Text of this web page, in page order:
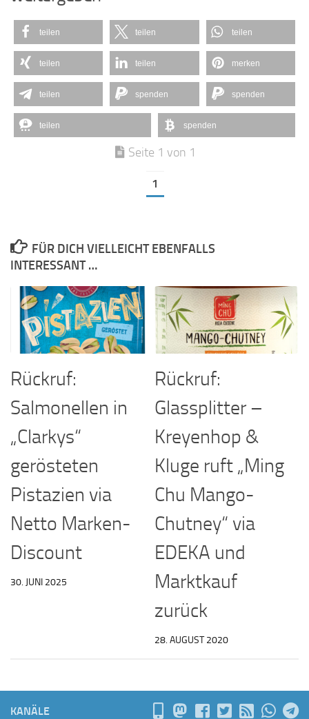
teilen teilen teilen
teilen teilen merken
teilen spenden spenden
teilen spenden
Seite 1 von 1
1
FÜR DICH VIELLEICHT EBENFALLS
INTERESSANT …
Rückruf:
Salmonellen in
„Clarkys“
gerösteten
Pistazien via
Netto Marken-
Discount
30. JUNI 2025
Rückruf:
Glassplitter –
Kreyenhop &
Kluge ruft „Ming
Chu Mango-
Chutney“ via
EDEKA und
Marktkauf
zurück
28. AUGUST 2020
KANÄLE